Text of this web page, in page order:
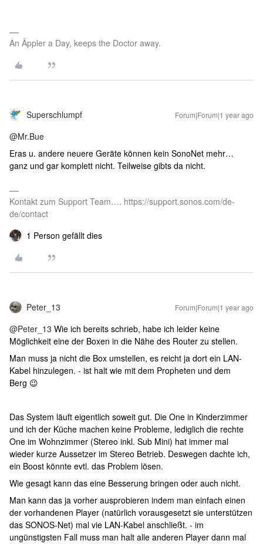
An Äppler a Day, keeps the Doctor away.
Superschlumpf Forum|Forum|1 year ago
@Mr.Bue
Eras u. andere neuere Geräte können kein SonoNet mehr…
ganz und gar komplett nicht. Teilweise gibts da nicht.
Kontakt zum Support Team…. https://support.sonos.com/de-
de/contact
1 Person gefällt dies
Peter_13 Forum|Forum|1 year ago
@Peter_13 Wie ich bereits schrieb, habe ich leider keine
Möglichkeit eine der Boxen in die Nähe des Router zu stellen.
Man muss ja nicht die Box umstellen, es reicht ja dort ein LAN-
Kabel hinzulegen. - ist halt wie mit dem Propheten und dem
Berg 😉
Das System läuft eigentlich soweit gut. Die One in Kinderzimmer
und ich der Küche machen keine Probleme, lediglich die rechte
One im Wohnzimmer (Stereo inkl. Sub Mini) hat immer mal
wieder kurze Aussetzer im Stereo Betrieb. Deswegen dachte ich,
ein Boost könnte evtl. das Problem lösen.
Wie gesagt kann das eine Besserung bringen oder auch nicht.
Man kann das ja vorher ausprobieren indem man einfach einen
der vorhandenen Player (natürlich vorausgesetzt sie unterstützen
das SONOS-Net) mal vie LAN-Kabel anschließt. - im
ungünstigsten Fall muss man halt alle anderen Player dann mal